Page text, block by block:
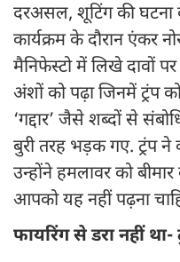
दरअसल, शूटिंग की
कार्यक्रम के दौरान एंकर
मैनिफेस्टो में लिखे दावों
अंशों को पढ़ा जिनमें ट्रंप
‘गद्दार’ जैसे शब्दों से
बुरी तरह भड़क गए. ट्रंप ने
उन्होंने हमलावर को
आपको यह नहीं पढ़ना
फायरिंग से डरा नहीं था-